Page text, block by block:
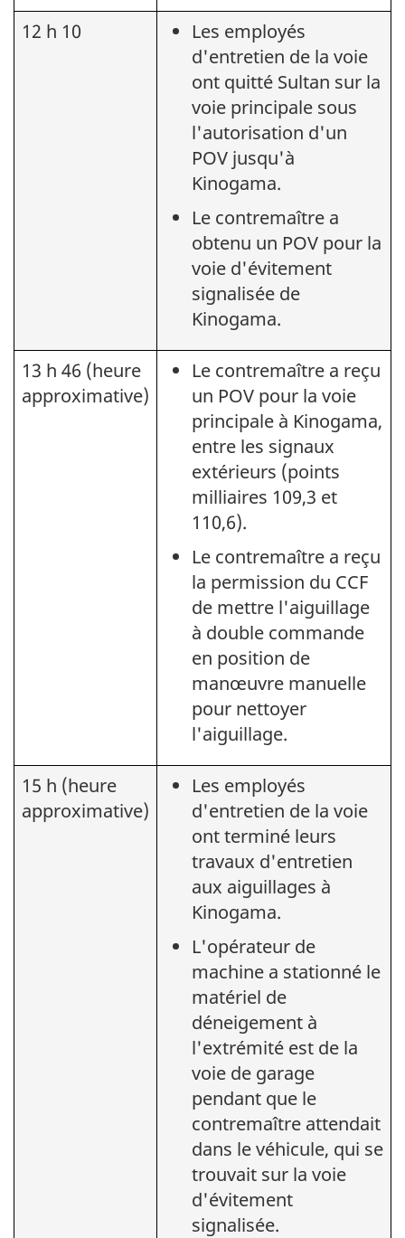
12 h 10
Les employés
d'entretien de la voie
ont quitté Sultan sur la
voie principale sous
l'autorisation d'un
POV jusqu'à
Kinogama.
Le contremaître a
obtenu un POV pour la
voie d'évitement
signalisée de
Kinogama.
13 h 46 (heure
approximative)
Le contremaître a reçu
un POV pour la voie
principale à Kinogama,
entre les signaux
extérieurs (points
milliaires 109,3 et
110,6).
Le contremaître a reçu
la permission du CCF
de mettre l'aiguillage
à double commande
en position de
manœuvre manuelle
pour nettoyer
l'aiguillage.
15 h (heure
approximative)
Les employés
d'entretien de la voie
ont terminé leurs
travaux d'entretien
aux aiguillages à
Kinogama.
L'opérateur de
machine a stationné le
matériel de
déneigement à
l'extrémité est de la
voie de garage
pendant que le
contremaître attendait
dans le véhicule, qui se
trouvait sur la voie
d'évitement
signalisée.